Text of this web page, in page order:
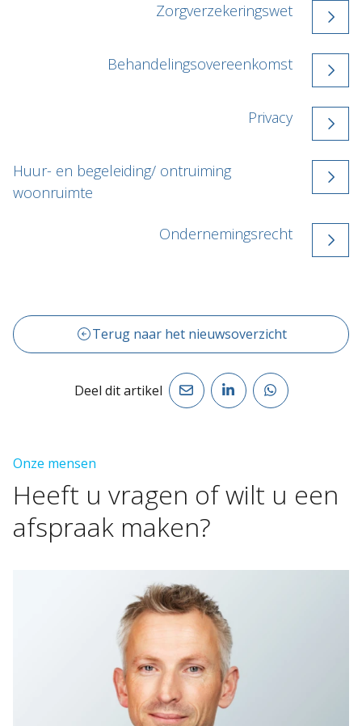
Zorgverzekeringswet
Behandelingsovereenkomst
Privacy
Huur- en begeleiding/ ontruiming
woonruimte
Ondernemingsrecht
Terug naar het nieuwsoverzicht
Deel dit artikel
Onze mensen
Heeft u vragen ofwilt u een
afspraak maken?